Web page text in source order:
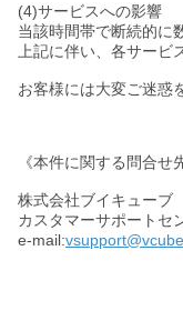
(4)サービスへの影響
当該時間帯で断続的に
上記に伴い、各サービ
お客様には大変ご迷惑
《本件に関する問合せ
株式会社ブイキューブ
カスタマーサポートセ
e-mail: